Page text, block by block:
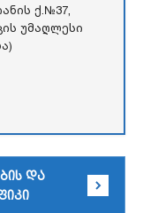
ქ.№37,
უმაღლესი
და